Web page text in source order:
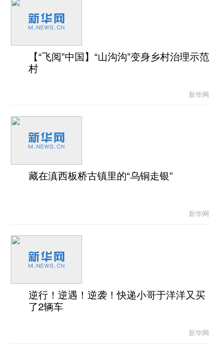
【“飞阅”中国】“山沟沟”变身乡村治理示范
村
新华网
藏在滇西板桥古镇里的“乌铜走银”
新华网
逆行！逆遇！逆袭！快递小哥于洋洋又买
了2辆车
新华网